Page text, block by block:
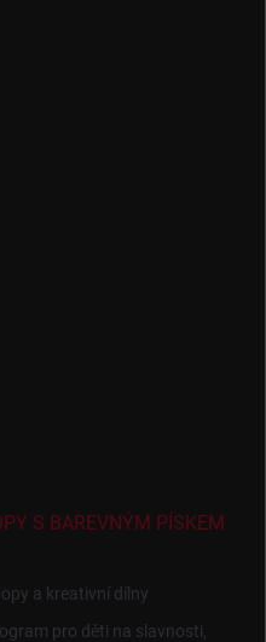
S BAREVNÝM PÍSKEM
a kreativní dílny
pro děti na slavnosti,